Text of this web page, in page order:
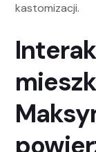
kastomizacji.